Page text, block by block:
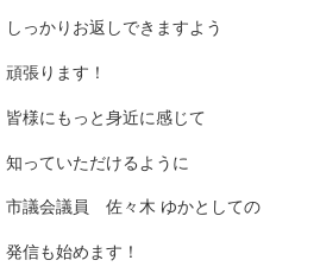
しっかりお返しできますよう
頑張ります！
皆様にもっと身近に感じて
知っていただけるように
市議会議員 佐々木 ゆかとしての
発信も始めます！